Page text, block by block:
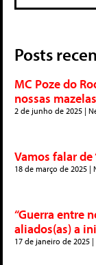
Posts
MC Poze do
nossas mazelas
2 de junho de 2025
Vamos falar de
18 de março de 2025
“Guerra entre
aliados(as) a
17 de janeiro de 2025